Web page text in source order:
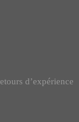
d’expérience